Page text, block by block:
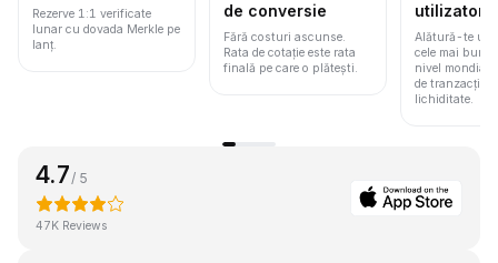
Rezerve 1:1 verificate
lunar cu dovada Merkle pe
lanț.
de conversie
Fără costuri ascunse.
Rata de cotație este rata
finală pe care o plătești.
utilizatori
Alătură-te
cele mai bune
nivel mondial
de
lichiditate.
4.7/ 5
47K Reviews